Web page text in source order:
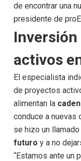
de encontrar una
presidente de
activos
El especialista
de proyectos
alimentan la
conduce a nuevas
se hizo un
futuroy a no
“Estamos ante un